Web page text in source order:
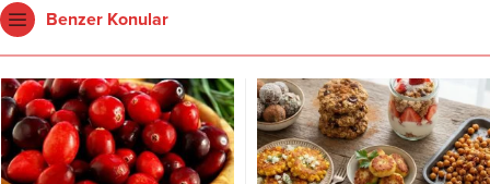
Benzer Konular